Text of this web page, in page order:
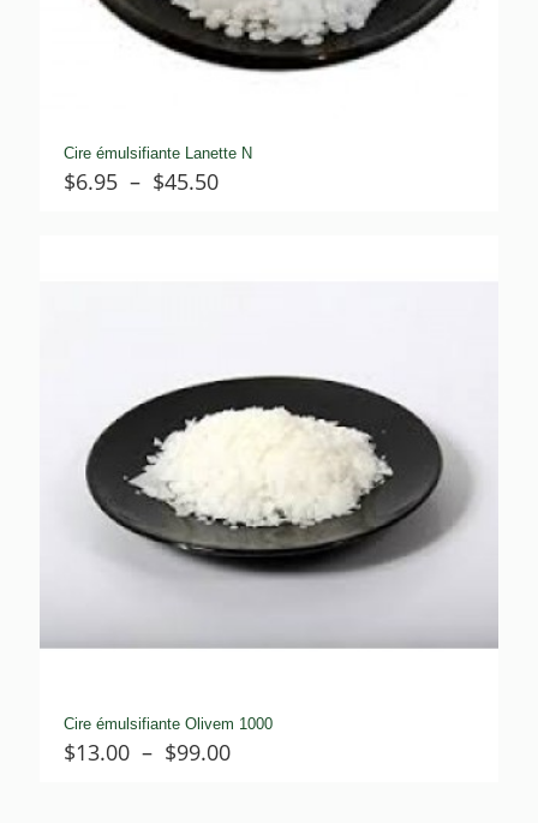
Cire émulsifiante Lanette N
$6.95 – $45.50Plage
Cire émulsifiante Olivem 1000
$13.00 – $99.00Plage